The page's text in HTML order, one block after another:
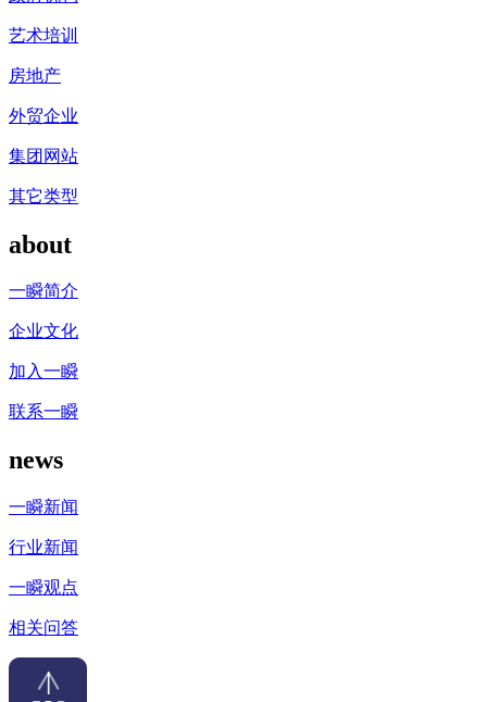
艺术培训
房地产
外贸企业
集团网站
其它类型
about
一瞬简介
企业文化
加入一瞬
联系一瞬
news
一瞬新闻
行业新闻
一瞬观点
相关问答